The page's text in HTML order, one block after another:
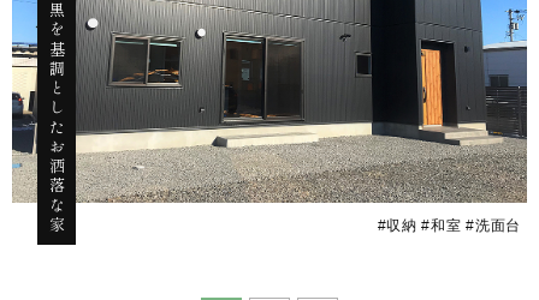
黒を基調としたお洒落な家 #収納 #和室 #洗面台